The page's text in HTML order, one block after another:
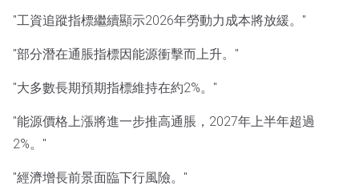
"工資追蹤指標繼續顯示2026年勞動力成本將放緩。"
"部分潛在通脹指標因能源衝擊而上升。"
"大多數長期預期指標維持在約2%。"
"能源價格上漲將進一步推高通脹，2027年上半年超過
2%。"
"經濟增長前景面臨下行風險。"